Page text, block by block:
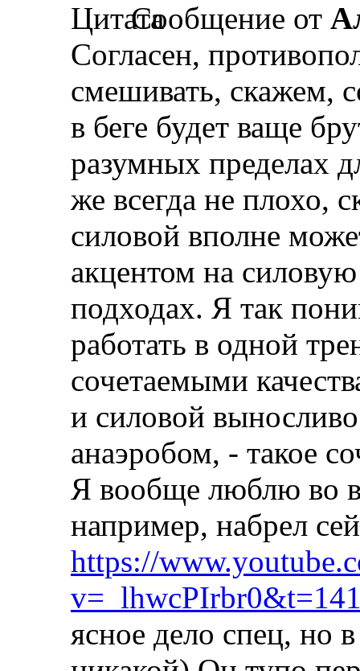
Сообщение от
Согласен,
смешивать, скажем,
в беге будет ваще
разумных пределах
же всегда не плохо,
силовой вполне
акцентом на
подходах. Я так
работать в одной
сочетаемыми
и силовой
анаэробом, - такое
Я вообще люблю во
например, набрел
https://
ясное дело спец, но